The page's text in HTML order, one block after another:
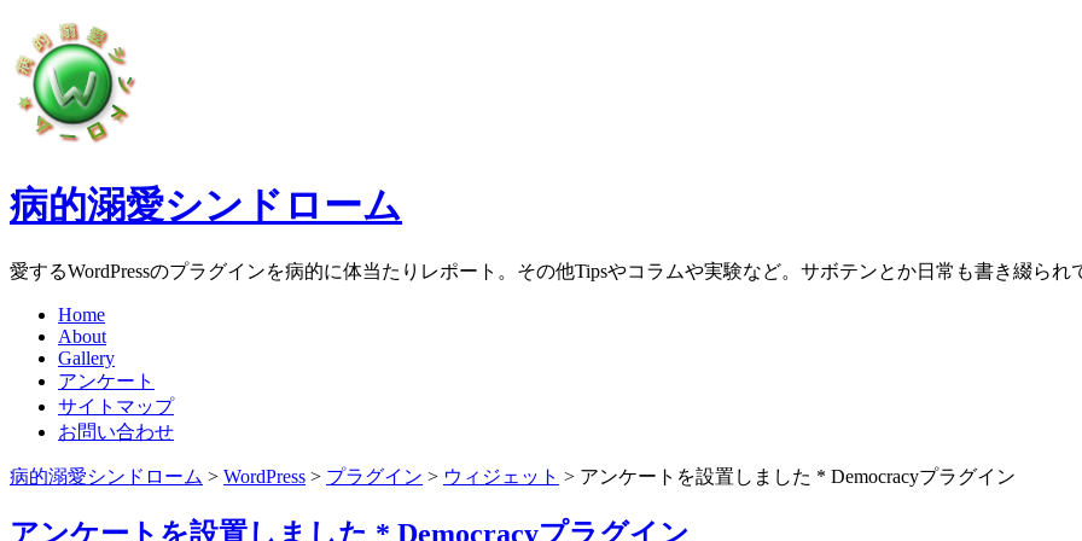
病的溺愛シンドローム
愛するWordPressのプラグインを病的に体当たりレポート。その他Tipsやコラムや実験など。サボテンとか日常も書き綴られ
Home
About
Gallery
アンケート
サイトマップ
お問い合わせ
病的溺愛シンドローム > WordPress > プラグイン > ウィジェット > アンケートを設置しました * Democracyプラグイン
アンケートを設置しました * Democracyプラグイン